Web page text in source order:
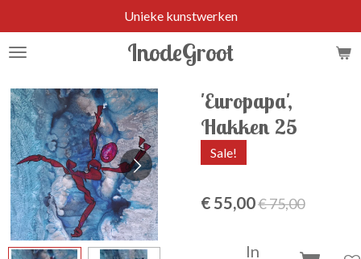
direct
naar
hoofdinhoud
InodeGroot
Unieke kunstwerken
'Europapa',
Hakken 25
Sale!
€ 55,00€ 75,00
In